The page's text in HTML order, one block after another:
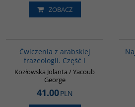
ZOBACZ
Ćwiczenia z arabskiej
frazeologii. Część I
Kozłowska Jolanta / Yacoub
George
41.00PLN